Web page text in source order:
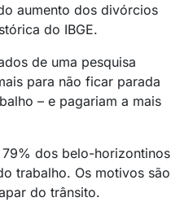
aumento dos divórcios
do IBGE.
de uma pesquisa
para não ficar parada
– e pagariam a mais
dos belo-horizontinos
trabalho. Os motivos são
do trânsito.